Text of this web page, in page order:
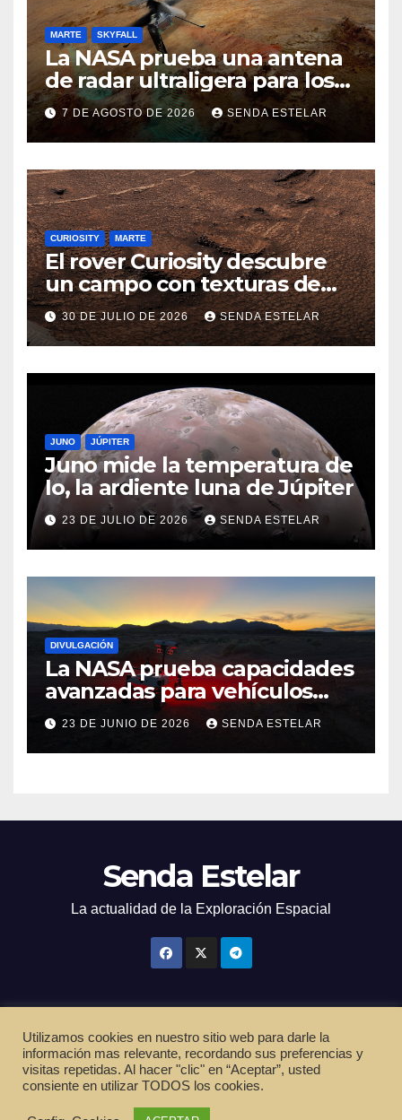
MARTE SKYFALL
La NASA prueba una antena
de radar ultraligera para los
helicópteros SkyFall Mars
7 DE AGOSTO DE 2026 SENDA ESTELAR
CURIOSITY MARTE
El rover Curiosity descubre
un campo con texturas de
panal
30 DE JULIO DE 2026 SENDA ESTELAR
JUNO JÚPITER
Juno mide la temperatura de
Io, la ardiente luna de Júpiter
23 DE JULIO DE 2026 SENDA ESTELAR
DIVULGACIÓN
La NASA prueba capacidades
avanzadas para vehículos
exploradores lunares y
marcianos.
23 DE JUNIO DE 2026 SENDA ESTELAR
Senda Estelar
La actualidad de la Exploración Espacial
Funciona gracias a WordPress|Tema: Newsup deThemeansar
Inicio Política de privacidad Cookies
Utilizamos cookies en nuestro sitio web para darle la
información mas relevante, recordando sus preferencias y
visitas repetidas. Al hacer "clic" en “Aceptar”, usted
consiente en utilizar TODOS los cookies.